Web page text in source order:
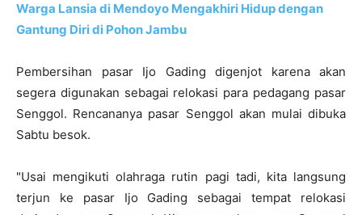
Warga Lansia di Mendoyo Mengakhiri Hidup dengan
Gantung Diri di Pohon Jambu
Pembersihan pasar Ijo Gading digenjot karena akan
segera digunakan sebagai relokasi para pedagang pasar
Senggol. Rencananya pasar Senggol akan mulai dibuka
Sabtu besok.
"Usai mengikuti olahraga rutin pagi tadi, kita langsung
terjun ke pasar Ijo Gading sebagai tempat relokasi